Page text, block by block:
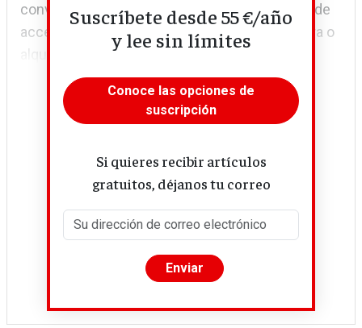
convertido en tormenta, de extrema dificultad de
acceso a la vivienda por sus precios de compra o
alquiler, no solo en España, amenaza con...
Suscríbete desde 55 €/año
y lee sin límites
Conoce las opciones de
suscripción
Si quieres recibir artículos
gratuitos, déjanos tu correo